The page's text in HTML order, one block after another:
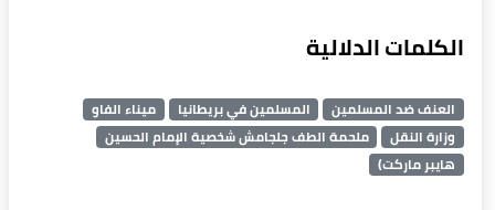
الكلمات الدلالية
العنف ضد المسلمين المسلمين في بريطانيا
ميناء الفاو
وزارة النقل
ملحمة الطف جلجامش شخصية الإمام الحسين
هايبر ماركت)